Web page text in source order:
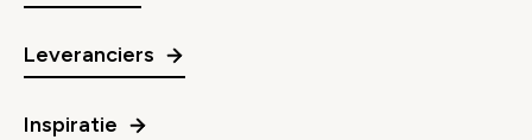
Leveranciers
Inspiratie